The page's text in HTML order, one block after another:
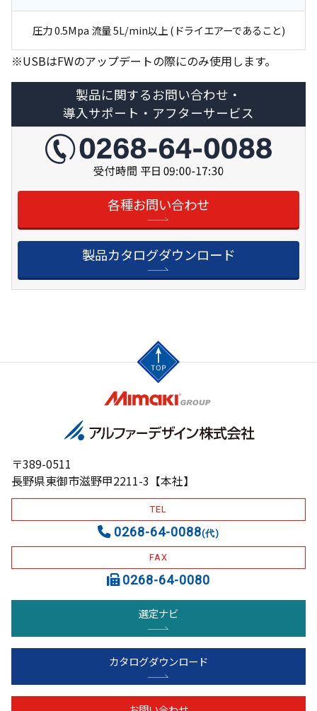
圧力 0.5Mpa 流量 5L/min以上 (ドライエアーであること)
※USBはFWのアップデートの際にのみ使用します。
製品に関するお問い合わせ・
導入サポート・アフターサービス
各種お問い合わせ
製品カタログダウンロード
〒389-0511
長野県東御市滋野甲2211-3【本社】
TEL
0268-64-0088(代)
FAX
0268-64-0080
選定ナビ
カタログダウンロード